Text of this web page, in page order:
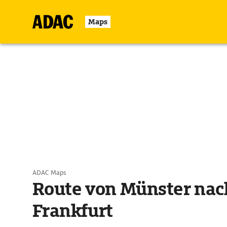
Maps
ADAC Maps
Route von Münster
Frankfurt